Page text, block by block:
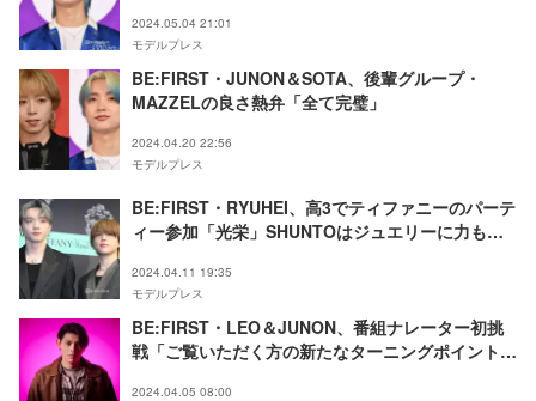
＞
2024.05.04 21:01
モデルプレス
BE:FIRST・JUNON＆SOTA、後輩グループ・
MAZZELの良さ熱弁「全て完璧」
2024.04.20 22:56
モデルプレス
BE:FIRST・RYUHEI、高3でティファニーのパーテ
ィー参加「光栄」SHUNTOはジュエリーに力もら
ンダー】
2024.04.11 19:35
モデルプレス
BE:FIRST・LEO＆JUNON、番組ナレーター初挑
戦「ご覧いただく方の新たなターニングポイントを
2024.04.05 08:00